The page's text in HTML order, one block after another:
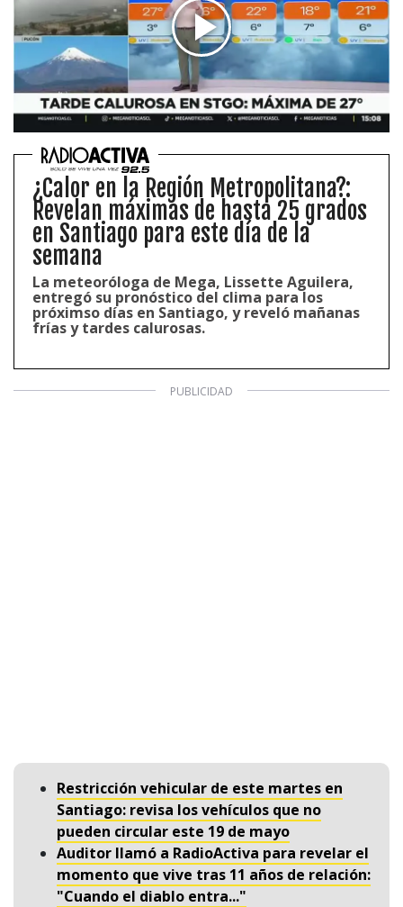
¿Calor en la Región Metropolitana?:
Revelan máximas de hasta 25 grados
en Santiago para este día de la
semana
La meteoróloga de Mega, Lissette Aguilera,
entregó su pronóstico del clima para los
próximso días en Santiago, y reveló mañanas
frías y tardes calurosas.
Restricción vehicular de este martes en
Santiago: revisa los vehículos que no
pueden circular este 19 de mayo
Auditor llamó a RadioActiva para revelar el
momento que vive tras 11 años de relación:
"Cuando el diablo entra..."